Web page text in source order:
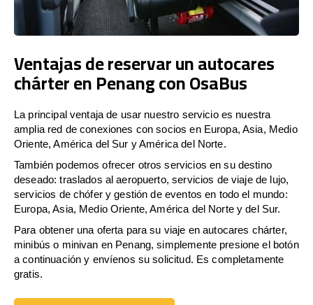
Ventajas de reservar un autocares
chárter en Penang con OsaBus
La principal ventaja de usar nuestro servicio es nuestra
amplia red de conexiones con socios en Europa, Asia, Medio
Oriente, América del Sur y América del Norte.
También podemos ofrecer otros servicios en su destino
deseado: traslados al aeropuerto, servicios de viaje de lujo,
servicios de chófer y gestión de eventos en todo el mundo:
Europa, Asia, Medio Oriente, América del Norte y del Sur.
Para obtener una oferta para su viaje en autocares chárter,
minibús o minivan en Penang, simplemente presione el botón
a continuación y envíenos su solicitud. Es completamente
gratis.